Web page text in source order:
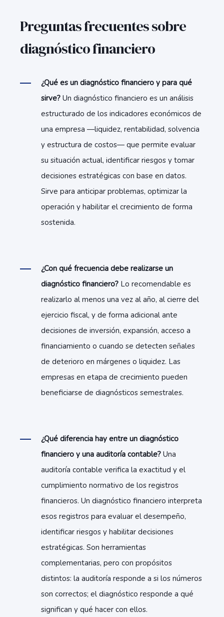
Preguntas frecuentes sobre
diagnóstico financiero
¿Qué es un diagnóstico financiero y para qué
sirve? Un diagnóstico financiero es un análisis
estructurado de los indicadores económicos de
una empresa —liquidez, rentabilidad, solvencia
y estructura de costos— que permite evaluar
su situación actual, identificar riesgos y tomar
decisiones estratégicas con base en datos.
Sirve para anticipar problemas, optimizar la
operación y habilitar el crecimiento de forma
sostenida.
¿Con qué frecuencia debe realizarse un
diagnóstico financiero? Lo recomendable es
realizarlo al menos una vez al año, al cierre del
ejercicio fiscal, y de forma adicional ante
decisiones de inversión, expansión, acceso a
financiamiento o cuando se detecten señales
de deterioro en márgenes o liquidez. Las
empresas en etapa de crecimiento pueden
beneficiarse de diagnósticos semestrales.
¿Qué diferencia hay entre un diagnóstico
financiero y una auditoría contable? Una
auditoría contable verifica la exactitud y el
cumplimiento normativo de los registros
financieros. Un diagnóstico financiero interpreta
esos registros para evaluar el desempeño,
identificar riesgos y habilitar decisiones
estratégicas. Son herramientas
complementarias, pero con propósitos
distintos: la auditoría responde a si los números
son correctos; el diagnóstico responde a qué
significan y qué hacer con ellos.